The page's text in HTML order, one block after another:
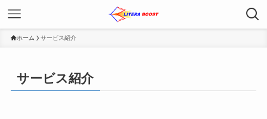
ホーム サービス紹介
サービス紹介